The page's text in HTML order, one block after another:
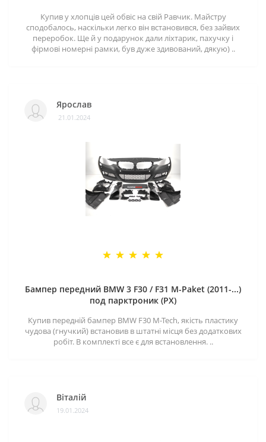
Купив у хлопців цей обвіс на свій Равчик. Майстру
сподобалось, наскільки легко він встановився, без зайвих
переробок. Ще й у подарунок дали ліхтарик, пахучку і
фірмові номерні рамки, був дуже здивований, дякую) ..
Ярослав
21.01.2024
Бампер передний BMW 3 F30 / F31 M-Paket (2011-...)
под парктроник (PX)
Купив передній бампер BMW F30 M-Tech, якість пластику
чудова (гнучкий) встановив в штатні місця без додаткових
робіт. В комплекті все є для встановлення. ..
Віталій
19.01.2024